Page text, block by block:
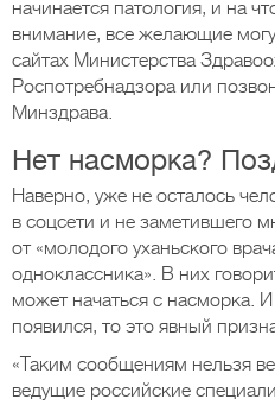
начинается патология, и на
внимание, все желающие
сайтах Министерства
Роспотребнадзора или
Минздрава.
Нет насморка?
Наверно, уже не осталось
в соцсети и не заметившего
от «молодого уханьского
одноклассника». В них
может начаться с насморка.
появился, то это явный
«Таким сообщениям нельзя
ведущие российские